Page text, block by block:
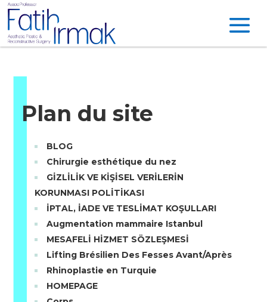
Plan du site
BLOG
Chirurgie esthétique du nez
GİZLİLİK VE KİŞİSEL VERİLERİN
KORUNMASI POLİTİKASI
İPTAL, İADE VE TESLİMAT KOŞULLARI
Augmentation mammaire Istanbul
MESAFELİ HİZMET SÖZLEŞMESİ
Lifting Brésilien Des Fesses Avant/Après
Rhinoplastie en Turquie
HOMEPAGE